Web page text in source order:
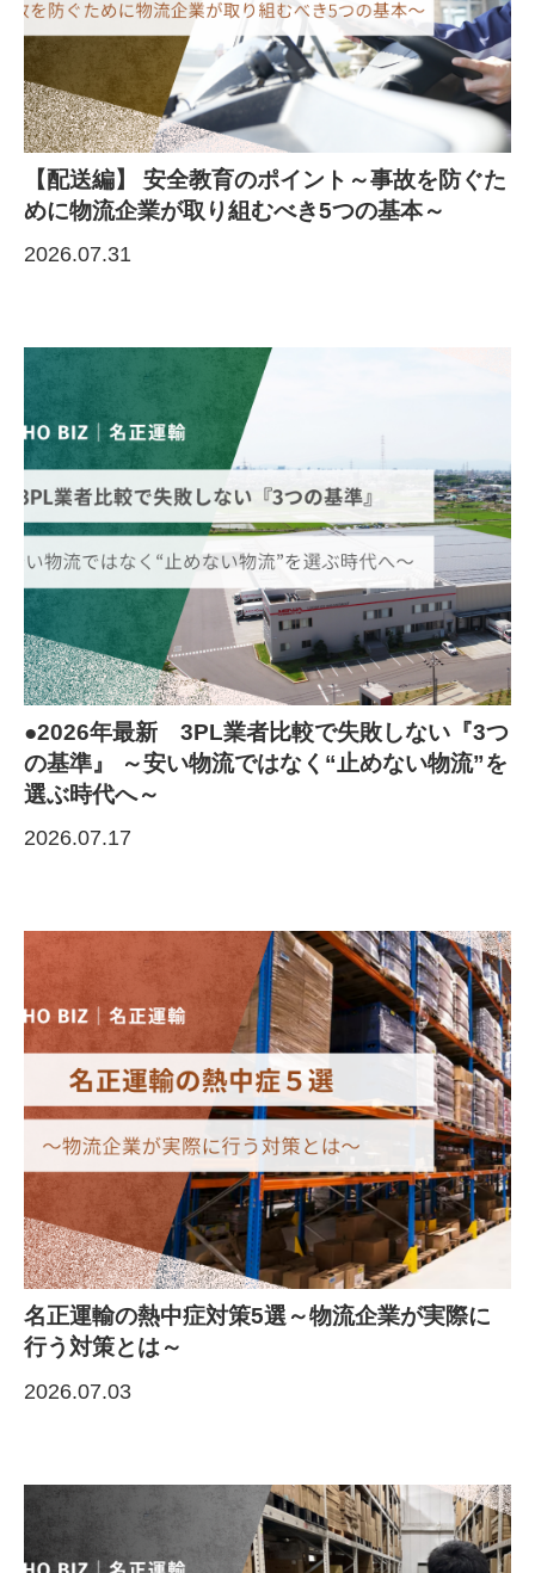
【配送編】 安全教育のポイント～事故を防ぐた
めに物流企業が取り組むべき5つの基本～
2026.07.31
●2026年最新 3PL業者比較で失敗しない『3つ
の基準』 ～安い物流ではなく“止めない物流”を
選ぶ時代へ～
2026.07.17
名正運輸の熱中症対策5選～物流企業が実際に
行う対策とは～
2026.07.03